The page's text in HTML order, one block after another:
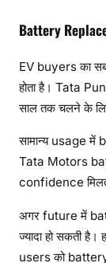
Battery
EV buyers का
होता है। Tata
साल तक चलने के
सामान्य usage में
Tata Motors
confidence
अगर future में
ज्यादा हो सकती
users को